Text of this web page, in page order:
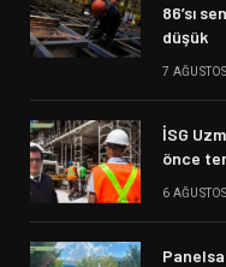
86’sı
düşük
7
İSG
önce
6